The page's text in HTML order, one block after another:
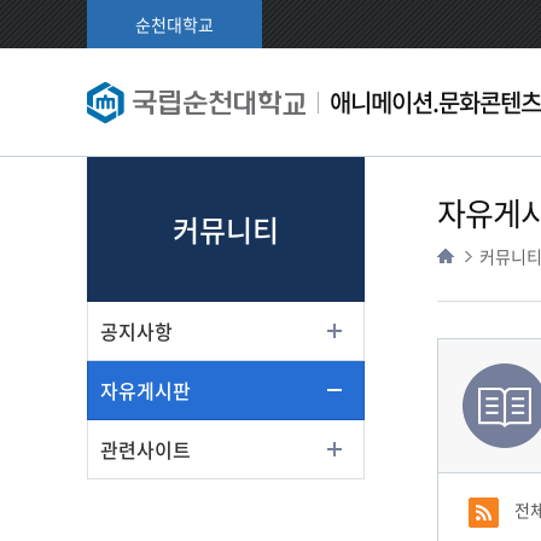
순천대학교
애니메이션.문화콘텐
커뮤니티
공지사항
자유게시판
관련사이트
자유게
커뮤니티
전